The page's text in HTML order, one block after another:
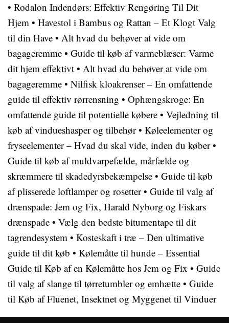
• Rodalon Indendørs: Effektiv Rengøring Til Dit
Hjem • Havestol i Bambus og Rattan – Et Klogt Valg
til din Have • Alt hvad du behøver at vide om
bagageremme • Guide til køb af varmeblæser: Varme
dit hjem effektivt • Alt hvad du behøver at vide om
bagageremme • Nilfisk kloakrenser – En omfattende
guide til effektiv rørrensning • Ophængskroge: En
omfattende guide til potentielle købere • Vejledning til
køb af vindueshasper og tilbehør• Køleelementer og
fryseelementer – Hvad du skal vide, inden du køber•
Guide til køb af muldvarpefælde, mårfælde og
skræmmere til skadedyrsbekæmpelse • Guide til køb
af plisserede loftlamper og rosetter• Guide til valg af
drænspade: Jem og Fix, Harald Nyborg og Fiskars
drænspade • Vælg den bedste bitumentape til dit
tagrendesystem • Kosteskaft i træ – Den ultimative
guide til dit køb • Kølemåtte til hunde – Essential
Guide til Køb af en Kølemåtte hos Jem og Fix • Guide
til valg af slange til tørretumbler og emhætte • Guide
til Køb af Fluenet, Insektnet og Myggenet til Vinduer